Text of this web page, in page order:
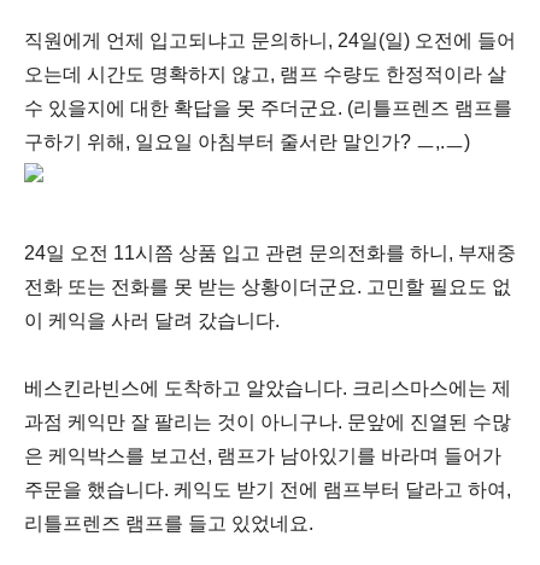
직원에게 언제 입고되냐고 문의하니, 24일(일) 오전에 들어
오는데 시간도 명확하지 않고, 램프 수량도 한정적이라 살
수 있을지에 대한 확답을 못 주더군요. (리틀프렌즈 램프를
구하기 위해, 일요일 아침부터 줄서란 말인가? ㅡ,.ㅡ)
24일 오전 11시쯤 상품 입고 관련 문의전화를 하니, 부재중
전화 또는 전화를 못 받는 상황이더군요. 고민할 필요도 없
이 케익을 사러 달려 갔습니다.
베스킨라빈스에 도착하고 알았습니다. 크리스마스에는 제
과점 케익만 잘 팔리는 것이 아니구나. 문앞에 진열된 수많
은 케익박스를 보고선, 램프가 남아있기를 바라며 들어가
주문을 했습니다. 케익도 받기 전에 램프부터 달라고 하여,
리틀프렌즈 램프를 들고 있었네요.